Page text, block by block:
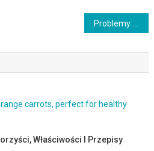
Właściwości I Przepisy